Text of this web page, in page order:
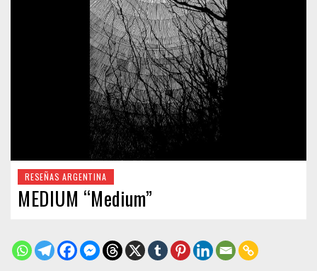
RESEÑAS ARGENTINA
MEDIUM “Medium”